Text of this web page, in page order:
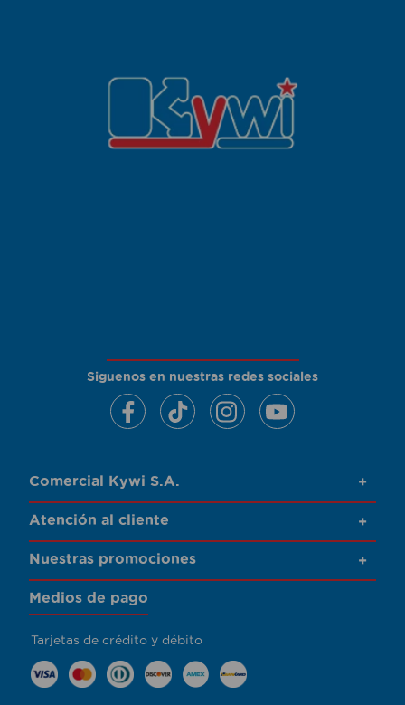
Siguenos en nuestras redes sociales
Comercial Kywi S.A. +
Atención al cliente +
Nuestras promociones +
Medios de pago
Tarjetas de crédito y débito